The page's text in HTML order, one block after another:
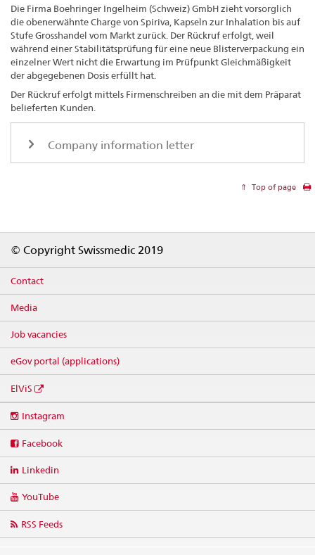
Die Firma Boehringer Ingelheim (Schweiz) GmbH zieht vorsorglich
die obenerwähnte Charge von Spiriva, Kapseln zur Inhalation bis auf
Stufe Grosshandel vom Markt zurück. Der Rückruf erfolgt, weil
während einer Stabilitätsprüfung für eine neue Blisterverpackung ein
einzelner Wert nicht die Erwartung im Prüfpunkt Gleichmäßigkeit
der abgegebenen Dosis erfüllt hat.
Der Rückruf erfolgt mittels Firmenschreiben an die mit dem Präparat
belieferten Kunden.
Company information letter
Top of page
© Copyright Swissmedic 2019
Contact
Media
Job vacancies
eGov portal (applications)
ElViS
media
Instagram
Facebook
Linkedin
YouTube
RSS Feeds